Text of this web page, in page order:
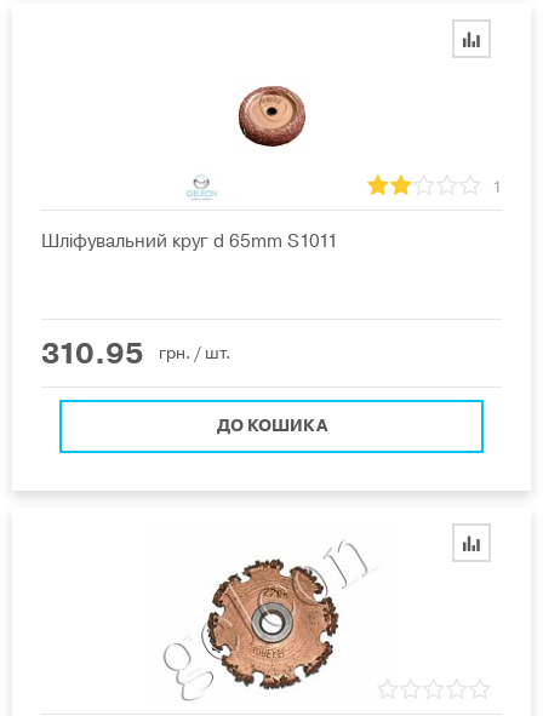
1
Шліфувальний круг d 65mm S1011
310.95 грн. / шт.
ДО КОШИКА